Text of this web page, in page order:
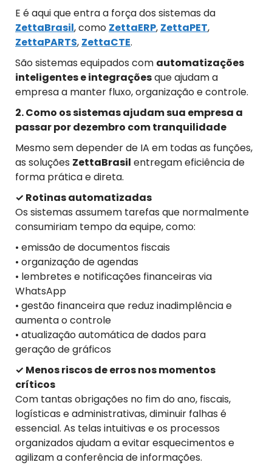
E é aqui que entra a força dos sistemas da
ZettaBrasil, como ZettaERP, ZettaPET,
ZettaPARTS, ZettaCTE.
São sistemas equipados com automatizações
inteligentes e integraçõesque ajudam a
empresa a manter fluxo, organização e controle.
2. Como os sistemas ajudam sua empresa a
passar por dezembro com tranquilidade
Mesmo sem depender de IA em todas as funções,
as soluções ZettaBrasil entregam eficiência de
forma prática e direta.
✓ Rotinas automatizadas
Os sistemas assumem tarefas que normalmente
consumiriam tempo da equipe, como:
• emissão de documentos fiscais
• organização de agendas
• lembretes e notificações financeiras via
WhatsApp
• gestão financeira que reduz inadimplência e
aumenta o controle
• atualização automática de dados para
geração de gráficos
✓ Menos riscos de erros nos momentos
críticos
Com tantas obrigações no fim do ano, fiscais,
logísticas e administrativas, diminuir falhas é
essencial. As telas intuitivas e os processos
organizados ajudam a evitar esquecimentos e
agilizam a conferência de informações.